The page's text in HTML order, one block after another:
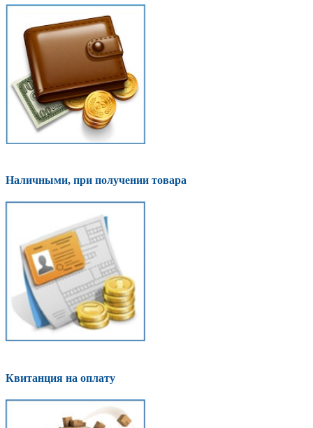
Наличными, при получении товара
Квитанция на оплату